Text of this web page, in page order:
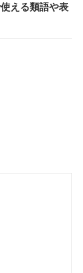
える類語や表